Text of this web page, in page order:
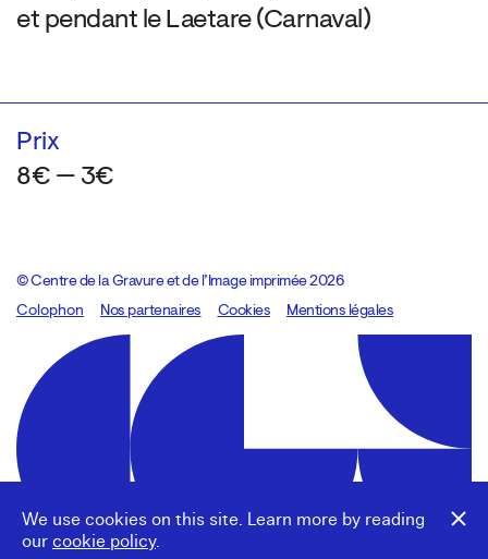
We use cookies on this site. Learn more by reading
our cookie policy.
et pendant le Laetare (Carnaval)
Prix
8€ — 3€
© Centre de la Gravure et de l’Image imprimée 2026
Colophon
Design:Marcel Kaczmarek, code:8080.studio
Nos partenaires Cookies Mentions légales